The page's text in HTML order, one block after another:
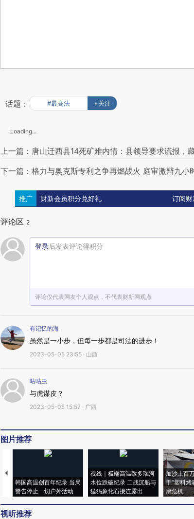
话题： #最高法 +关注
Loading...
上一篇：唐山迁西县14死矿难内情：县领导要求谎报，
下一篇：格力与奥克斯专利之争再燃战火 庭审激辩九小
推广 财新会员积分兑好礼 订阅
评论区 2
登录后发表评论得积分
评论仅代表网友个人观点，不代表财新网观点
有记忆的海
虽然是一小步，但每一步都是司法的进步！
2023-05-05 23:55 · 山西
咕咕虫
与虎谋皮？
2023-05-05 15:57 · 广西
图片推荐
韩国高温创百年纪录 当局
警告停止一切户外活动
视线｜极端高温致多瑙河
水位跌破纪录 二战沉船与
猛犸象化石接连露出
加沙上百
于“塑料烤
康危机
视听推荐